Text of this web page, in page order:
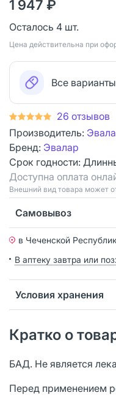
1 947 ₽
Осталось 4 шт.
Цена действительна при
Все
26 отзывов
Производитель:
Бренд: Эвалар
Срок годности:
Доступна оплата
Bнешний вид товара может
Самовывоз
в Чеченской
В аптеку завтра или
Условия хранения
Кратко о
БАД. Не является
Перед применением